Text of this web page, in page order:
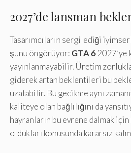
2027’de lansman
Tasarımcıların sergilediği
şunu öngörüyor: GTA 62027’ye
yayınlanmayabilir. Üretim
giderek artan beklentileri bu
uzatabilir. Bu gecikme aynı
kaliteye olan bağlılığını da
hayranların bu evrene dalmak
oldukları konusunda kararsız